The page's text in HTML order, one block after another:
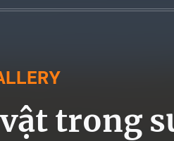
trong